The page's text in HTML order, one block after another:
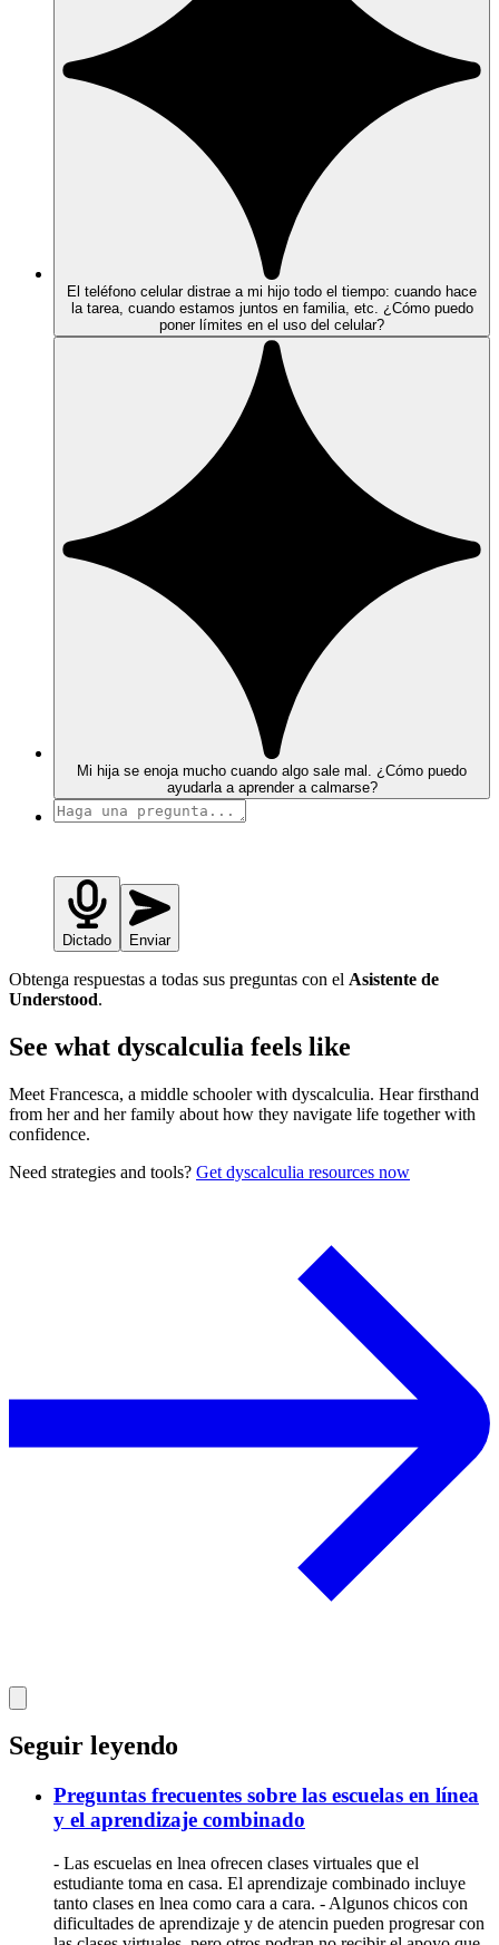
El teléfono celular distrae a mi hijo todo el tiempo: cuando hace
la tarea, cuando estamos juntos en familia, etc. ¿Cómo puedo
poner límites en el uso del celular?
Mi hija se enoja mucho cuando algo sale mal. ¿Cómo puedo
ayudarla a aprender a calmarse?
Dictado Enviar
Obtenga respuestas a todas sus preguntas con el Asistente de
Understood.
See what dyscalculia feels like
Meet Francesca, a middle schooler with dyscalculia. Hear firsthand
from her and her family about how they navigate life together with
confidence.
Need strategies and tools? Get dyscalculia resources now
Seguir leyendo
Preguntas frecuentes sobre las escuelas en línea
y el aprendizaje combinado
- Las escuelas en lnea ofrecen clases virtuales que el
estudiante toma en casa. El aprendizaje combinado incluye
tanto clases en lnea como cara a cara. - Algunos chicos con
dificultades de aprendizaje y de atencin pueden progresar con